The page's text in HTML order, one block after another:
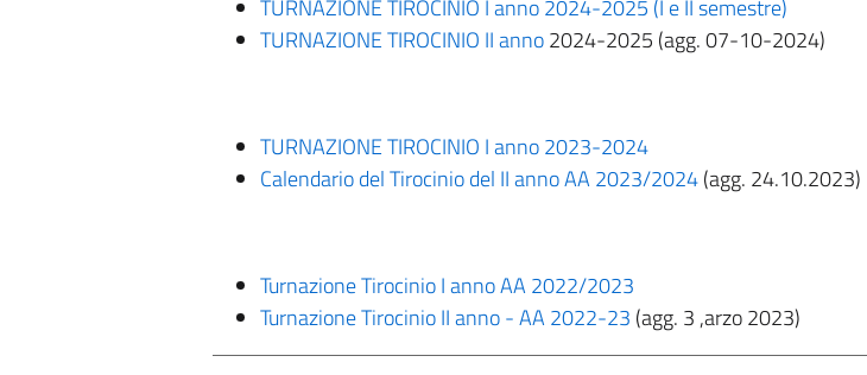
TURNAZIONE TIROCINIO I anno 2024-2025 (I e II semestre)
TURNAZIONE TIROCINIO II anno2024-2025 (agg. 07-10-2024)
TURNAZIONE TIROCINIO I anno 2023-2024
Calendario del Tirocinio del II anno AA 2023/2024(agg. 24.10.2023)
Turnazione Tirocinio I anno AA 2022/2023
Turnazione Tirocinio II anno - AA 2022-23 (agg. 3 ,arzo 2023)